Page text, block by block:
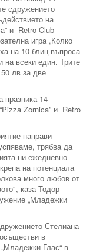
сдружението
на
и Retro Club
игра „Колко
на 10 блиц въпроса
на всеки един. Трите
лв за две
празника 14
Zornica” и Retro
направи
трябва да
ни ежедневно
на потенциала
много любов от
каза Тодор
„Младежки
Стелиана
в
Глас“ в